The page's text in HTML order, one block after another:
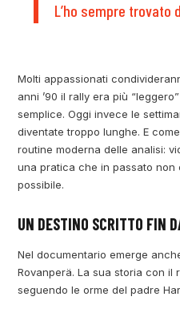
L’ho sempre trovato
Molti appassionati
anni ’90 il rally era più
semplice. Oggi invece le
diventate troppo lunghe. E
routine moderna delle analisi:
una pratica che in passato non
possibile.
UN DESTINO SCRITTO FIN
Nel documentario emerge
Rovanperä. La sua storia con il
seguendo le orme del padre